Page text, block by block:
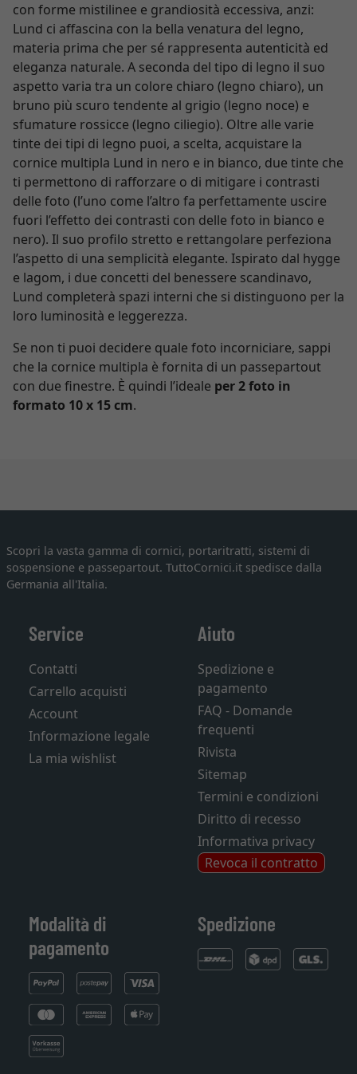
con forme mistilinee e grandiosità eccessiva, anzi:
Lund ci affascina con la bella venatura del legno,
materia prima che per sé rappresenta autenticità ed
eleganza naturale. A seconda del tipo di legno il suo
aspetto varia tra un colore chiaro (legno chiaro), un
bruno più scuro tendente al grigio (legno noce) e
sfumature rossicce (legno ciliegio). Oltre alle varie
tinte dei tipi di legno puoi, a scelta, acquistare la
cornice multipla Lund in nero e in bianco, due tinte che
ti permettono di rafforzare o di mitigare i contrasti
delle foto (l’uno come l’altro fa perfettamente uscire
fuori l’effetto dei contrasti con delle foto in bianco e
nero). Il suo profilo stretto e rettangolare perfeziona
l’aspetto di una semplicità elegante. Ispirato dal hygge
e lagom, i due concetti del benessere scandinavo,
Lund completerà spazi interni che si distinguono per la
loro luminosità e leggerezza.
Se non ti puoi decidere quale foto incorniciare, sappi
che la cornice multipla è fornita di un passepartout
con due finestre. È quindi l’ideale per 2 foto in
formato 10 x 15 cm.
Scopri la vasta gamma di cornici, portaritratti, sistemi di
sospensione e passepartout. TuttoCornici.it spedisce dalla
Germania all'Italia.
Service
Contatti
Carrello acquisti
Account
Informazione legale
La mia wishlist
Aiuto
Spedizione e
pagamento
FAQ - Domande
frequenti
Rivista
Sitemap
Termini e condizioni
Diritto di recesso
Informativa privacy
Revoca il contratto
Modalità di
pagamento
Spedizione